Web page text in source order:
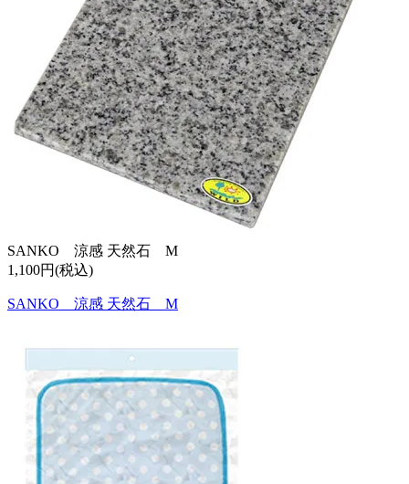
SANKO 涼感 天然石 M
1,100円(税込)
SANKO 涼感 天然石 M